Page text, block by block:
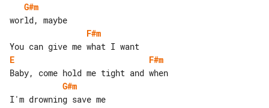
G#m
F#m
E
F#m
G#m
I'm drowning save me